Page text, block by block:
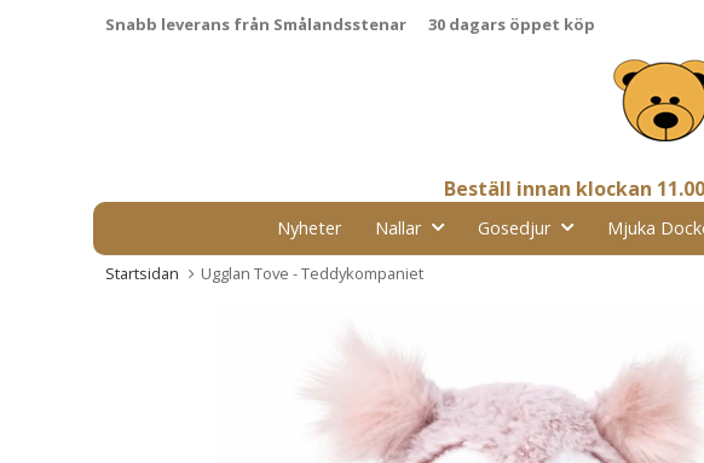
Snabb leverans från Smålandsstenar 30 dagars öppet köp
Beställ innan klockan
Nyheter Nallar Gosedjur Mjuka
Startsidan Ugglan Tove - Teddykompaniet